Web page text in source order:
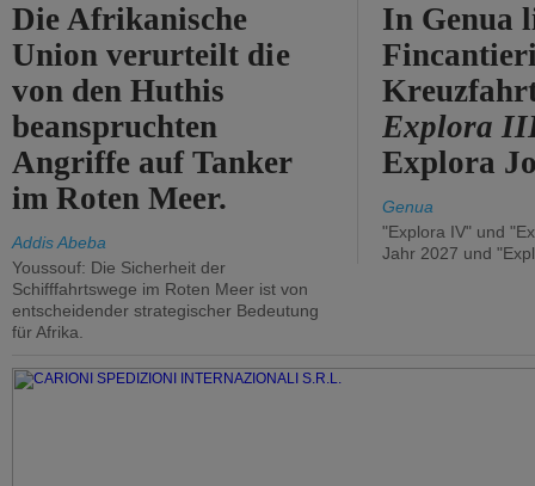
Die Afrikanische
Union verurteilt die
von den Huthis
beanspruchten
Angriffe auf Tanker
im Roten Meer.
Addis Abeba
Youssouf: Die Sicherheit der
Schifffahrtswege im Roten Meer ist von
entscheidender strategischer Bedeutung
für Afrika.
In Genua
Explora
Explora
Genua
"Explora IV" und
Jahr 2027 und